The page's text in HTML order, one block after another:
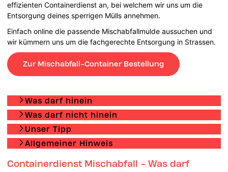
effizienten Containerdienst an, bei welchem wir uns um die
Entsorgung deines sperrigen Mülls annehmen.
Einfach online die passende Mischabfallmulde aussuchen und
wir kümmern uns um die fachgerechte Entsorgung in Strassen.
Zur Mischabfall-Container Bestellung
Was darf hinein
Was darf nicht hinein
Unser Tipp
Allgemeiner Hinweis
Containerdienst Mischabfall - Was darf